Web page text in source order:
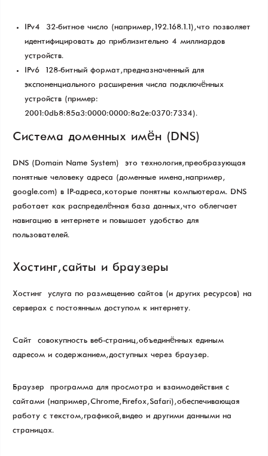
IPv4 — 32-битное число (например, 192.168.1.1), что позволяет
идентифицировать до приблизительно 4 миллиардов
устройств.
IPv6 — 128-битный формат, предназначенный для
экспоненциального расширения числа подключённых
устройств (пример:
2001:0db8:85a3:0000:0000:8a2e:0370:7334).
Система доменных имён (DNS)
DNS (Domain Name System) — это технология, преобразующая
понятные человеку адреса (доменные имена, например,
google.com) в IP-адреса, которые понятны компьютерам. DNS
работает как распределённая база данных, что облегчает
навигацию в интернете и повышает удобство для
пользователей.
Хостинг, сайты и браузеры
Хостинг — услуга по размещению сайтов (и других ресурсов) на
серверах с постоянным доступом к интернету.
Сайт — совокупность веб-страниц, объединённых единым
адресом и содержанием, доступных через браузер.
Браузер — программа для просмотра и взаимодействия с
сайтами (например, Chrome, Firefox, Safari), обеспечивающая
работу с текстом, графикой, видео и другими данными на
страницах.